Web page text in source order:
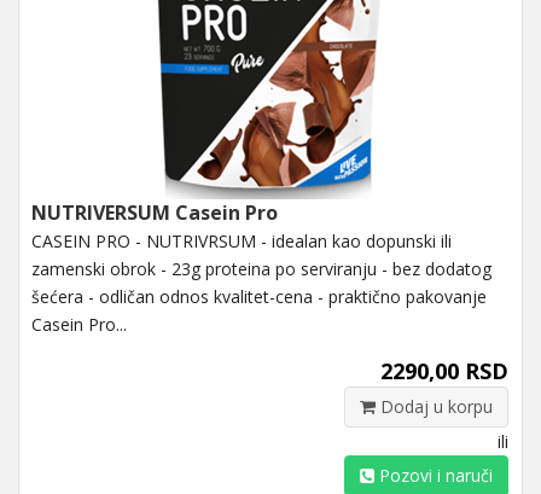
NUTRIVERSUM Casein Pro
CASEIN PRO - NUTRIVRSUM - idealan kao dopunski ili
zamenski obrok - 23g proteina po serviranju - bez dodatog
šećera - odličan odnos kvalitet-cena - praktično pakovanje
Casein Pro...
2290,00 RSD
Dodaj u korpu
ili
Pozovi i naruči